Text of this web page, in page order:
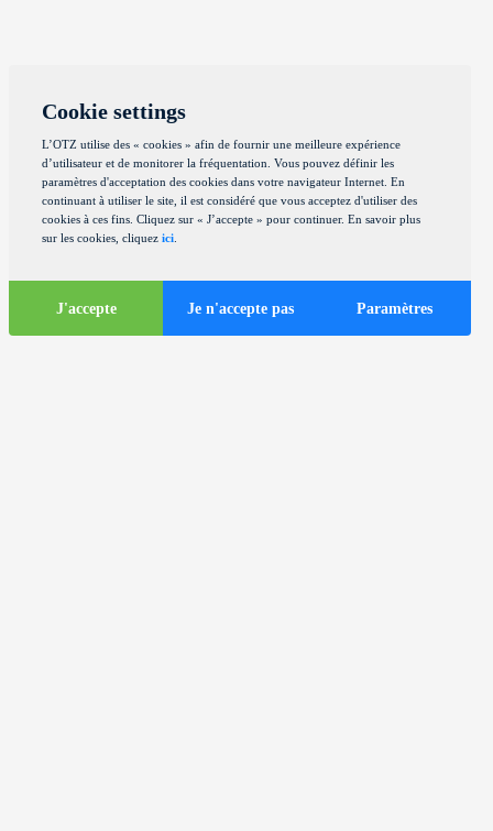
Cookie settings
L’OTZ utilise des « cookies » afin de fournir une meilleure expérience
d’utilisateur et de monitorer la fréquentation. Vous pouvez définir les
paramètres d'acceptation des cookies dans votre navigateur Internet. En
continuant à utiliser le site, il est considéré que vous acceptez d'utiliser des
cookies à ces fins. Cliquez sur « J’accepte » pour continuer. En savoir plus
sur les cookies, cliquez ici
J'accepte Je n'accepte pas Paramètres